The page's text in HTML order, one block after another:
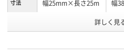
寸法 幅25mm×長さ25m 幅
黄土
号
詳しく見